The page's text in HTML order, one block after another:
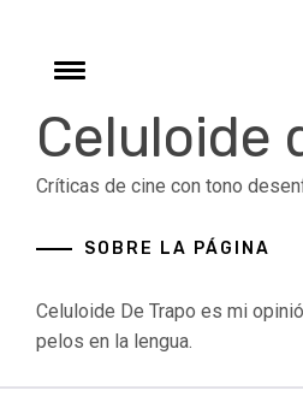
contentToggle
Celuloide
Críticas de cine con tono
SOBRE LA PÁGINA
Celuloide De Trapo es mi
pelos en la lengua.